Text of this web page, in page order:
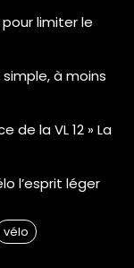
limiter le
à moins
de la VL 12 » La
l’esprit léger